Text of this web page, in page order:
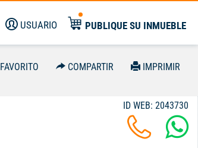
USUARIO PUBLIQUE SU INMUEBLE
FAVORITO COMPARTIR IMPRIMIR
ID WEB: 2043730